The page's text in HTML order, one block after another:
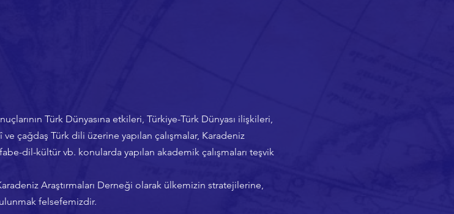
Türk Dünyasına etkileri, Türkiye-Türk Dünyası ilişkileri,
çağdaş Türk dili üzerine yapılan çalışmalar, Karadeniz
dil-kültür vb. konularda yapılan akademik çalışmaları teşvik
Araştırmaları Derneği olarak ülkemizin stratejilerine,
felsefemizdir.